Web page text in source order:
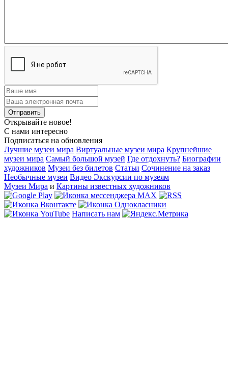
Открывайте новое!
С нами интересно
Подписаться на обновления
Лучшие музеи мира Виртуальные музеи мира Крупнейшие
музеи мира Самый большой музей Где отдохнуть? Биографии
художников Музеи без билетов Статьи Сочинение на заказ
Необычные музеи Видео Экскурсии по музеям
Музеи Мира и Картины известных художников
Написать нам